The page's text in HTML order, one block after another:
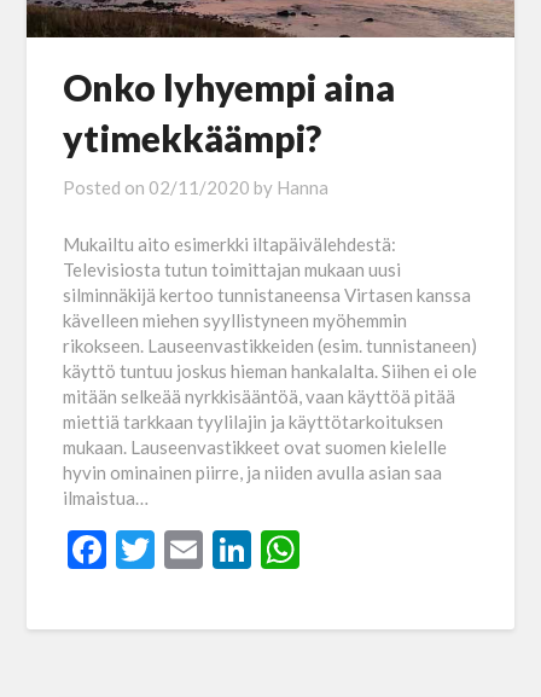
Onko lyhyempi aina
ytimekkäämpi?
Posted on 02/11/2020 by Hanna
Mukailtu aito esimerkki iltapäivälehdestä:
Televisiosta tutun toimittajan mukaan uusi
silminnäkijä kertoo tunnistaneensa Virtasen kanssa
kävelleen miehen syyllistyneen myöhemmin
rikokseen. Lauseenvastikkeiden (esim. tunnistaneen)
käyttö tuntuu joskus hieman hankalalta. Siihen ei ole
mitään selkeää nyrkkisääntöä, vaan käyttöä pitää
miettiä tarkkaan tyylilajin ja käyttötarkoituksen
mukaan. Lauseenvastikkeet ovat suomen kielelle
hyvin ominainen piirre, ja niiden avulla asian saa
ilmaistua…
Facebook
Twitter
EmailLinkedIn